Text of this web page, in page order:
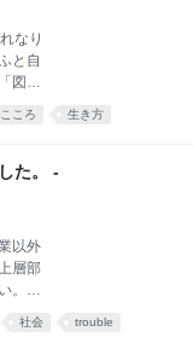
なり
と自
図々
うに
の都
ろ
る
。 本
る。
期や
営利
えば
こころ 生き方
た。 -
以外
層部
。何
。
いう
社会 trouble